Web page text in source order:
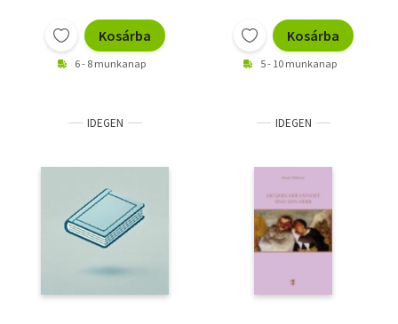
Kosárba
6 - 8 munkanap
Kosárba
5 - 10 munkanap
IDEGEN IDEGEN